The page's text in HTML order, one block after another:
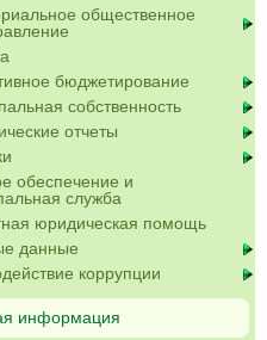
общественное
бюджетирование
собственность
отчеты
обеспечение и
служба
юридическая помощь
данные
коррупции
информация